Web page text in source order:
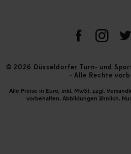
© 2026 Düsseldorfer Turn- und
- Alle Rechte
Alle Preise in Euro, inkl. MwSt. zzgl.
vorbehalten. Abbildungen ähnlich.